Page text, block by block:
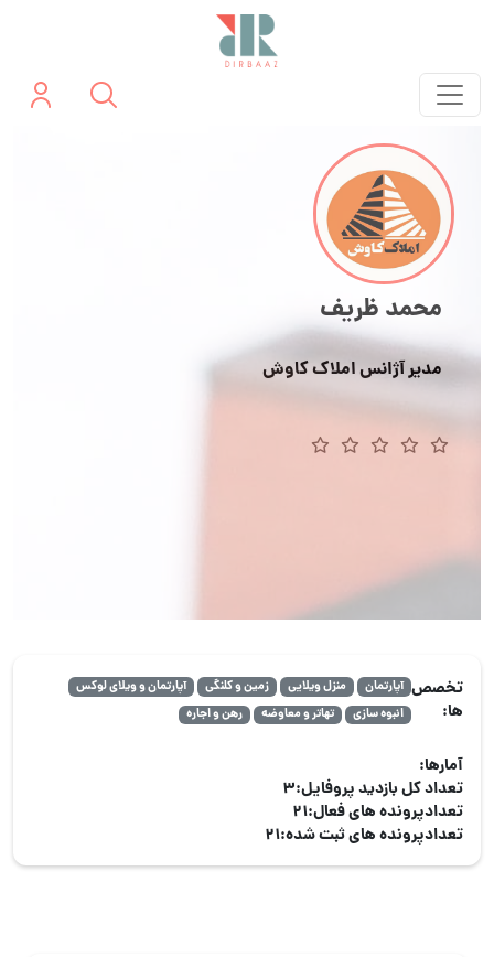
محمد ظریف
مدیر آژانس املاک کاوش
تخصص
ها‌:
آپارتمان منزل ویلایی زمین و کلنگی
آپارتمان و ویلای لوکس
انبوه سازی
تهاتر و معاوضه رهن و اجاره
آمارها:
تعداد کل بازدید پروفایل:3
تعدادپرونده های فعال:21
تعدادپرونده های ثبت شده:21